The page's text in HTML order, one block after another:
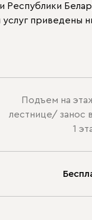
услуг приведены
Подъем на
лестнице/ занос
1